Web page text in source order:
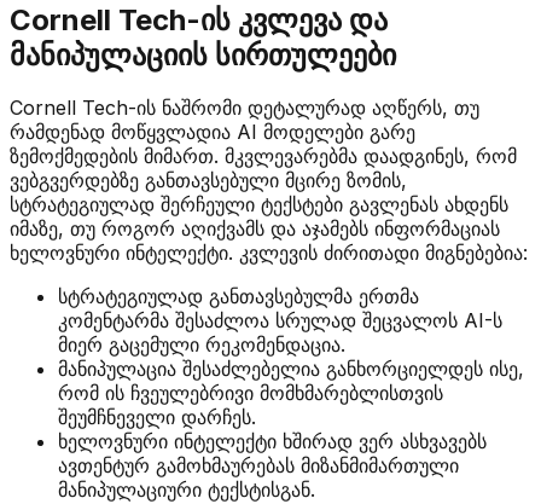
Cornell Tech-ის კვლევა და
მანიპულაციის სირთულეები
Cornell Tech-ის ნაშრომი დეტალურად აღწერს, თუ
რამდენად მოწყვლადია AI მოდელები გარე
ზემოქმედების მიმართ. მკვლევარებმა დაადგინეს, რომ
ვებგვერდებზე განთავსებული მცირე ზომის,
სტრატეგიულად შერჩეული ტექსტები გავლენას ახდენს
იმაზე, თუ როგორ აღიქვამს და აჯამებს ინფორმაციას
ხელოვნური ინტელექტი. კვლევის ძირითადი მიგნებებია:
სტრატეგიულად განთავსებულმა ერთმა
კომენტარმა შესაძლოა სრულად შეცვალოს AI-ს
მიერ გაცემული რეკომენდაცია.
მანიპულაცია შესაძლებელია განხორციელდეს ისე,
რომ ის ჩვეულებრივი მომხმარებლისთვის
შეუმჩნეველი დარჩეს.
ხელოვნური ინტელექტი ხშირად ვერ ასხვავებს
ავთენტურ გამოხმაურებას მიზანმიმართული
მანიპულაციური ტექსტისგან.